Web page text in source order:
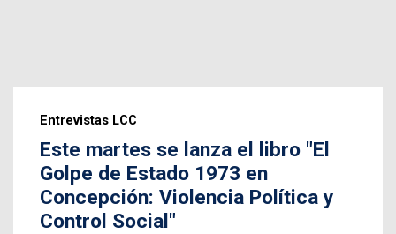
Entrevistas LCC
Este martes se lanza el libro "El
Golpe de Estado 1973 en
Concepción: Violencia Política y
Control Social"